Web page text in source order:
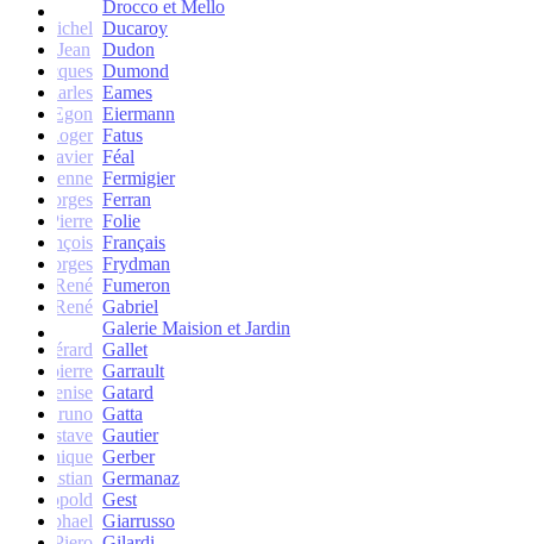
Drocco et Mello
Michel Ducaroy
Jean
Dudon
Jacques Dumond
Charles Eames
Egon Eiermann
Roger Fatus
Xavier Féal
Etienne Fermigier
Georges Ferran
Pierre Folie
François Français
Georges Frydman
René Fumeron
René Gabriel
Galerie Maision et Jardin
Gérard Gallet
Jean-pierre Garrault
Denise Gatard
Bruno Gatta
Gustave Gautier
Monique Gerber
Christian Germanaz
Léopold Gest
Raphael Giarrusso